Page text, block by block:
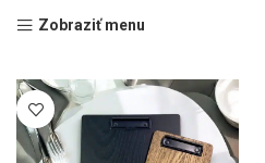
Zobraziť menu